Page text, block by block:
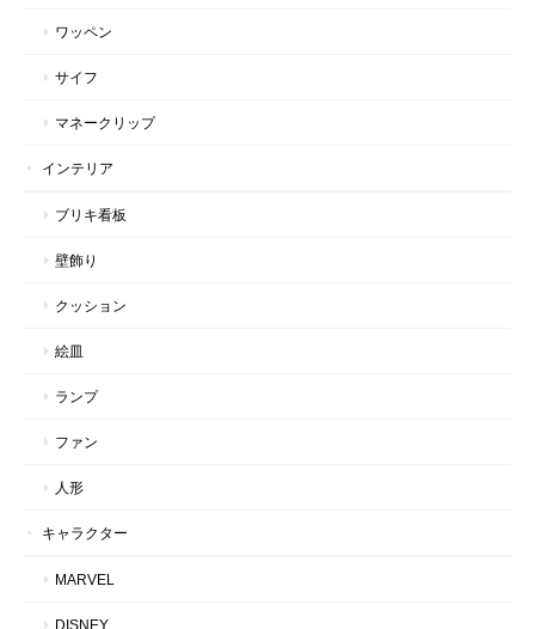
ワッペン
サイフ
マネークリップ
インテリア
ブリキ看板
壁飾り
クッション
絵皿
ランプ
ファン
人形
キャラクター
MARVEL
DISNEY